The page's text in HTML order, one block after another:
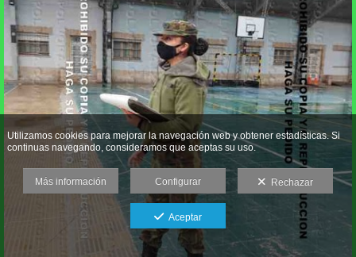
Utilizamos cookies para mejorar la navegación web y obtener estadísticas. Si
continuas navegando, consideramos que aceptas su uso.
Más información Configurar Rechazar
Aceptar